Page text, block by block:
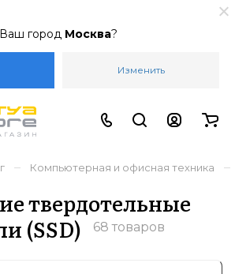
Ваш город Москва?
Изменить
– Компьютерная и офисная техника –
твердотельные
(SSD)
68 товаров